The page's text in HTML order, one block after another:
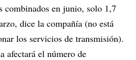
combinados en junio, solo 1,7
dice la compañía (no está
los servicios de transmisión).
afectará el número de